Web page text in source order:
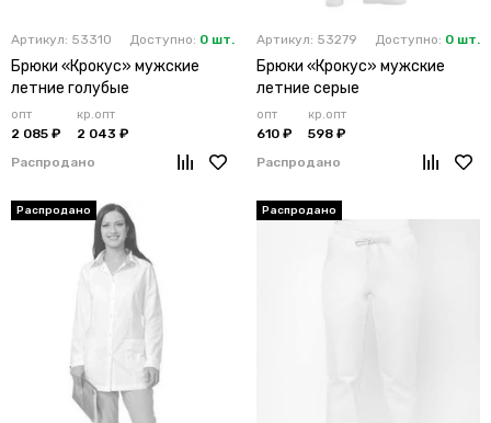
Артикул: 53310 Доступно: 0 шт.
Брюки «Крокус» мужские
летние голубые
опт
2 085 ₽
кр.опт
2 043 ₽
Распродано
Артикул: 53279 Доступно: 0 шт.
Брюки «Крокус» мужские
летние серые
опт
610 ₽
кр.опт
598 ₽
Распродано